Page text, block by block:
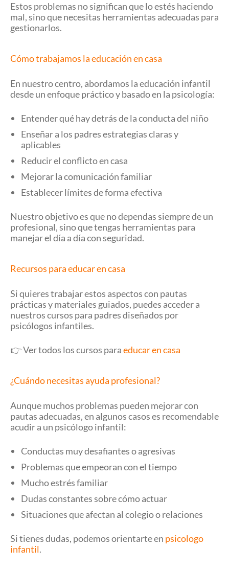
Estos problemas no significan que lo estés haciendo
mal, sino que necesitas herramientas adecuadas para
gestionarlos.
Cómo trabajamos la educación en casa
En nuestro centro, abordamos la educación infantil
desde un enfoque práctico y basado en la psicología:
Entender qué hay detrás de la conducta del niño
Enseñar a los padres estrategias claras y
aplicables
Reducir el conflicto en casa
Mejorar la comunicación familiar
Establecer límites de forma efectiva
Nuestro objetivo es que no dependas siempre de un
profesional, sino que tengas herramientas para
manejar el día a día con seguridad.
Recursos para educar en casa
Si quieres trabajar estos aspectos con pautas
prácticas y materiales guiados, puedes acceder a
nuestros cursos para padres diseñados por
psicólogos infantiles.
👉 Ver todos los cursos paraeducar en casa
¿Cuándo necesitas ayuda profesional?
Aunque muchos problemas pueden mejorar con
pautas adecuadas, en algunos casos es recomendable
acudir a un psicólogo infantil:
Conductas muy desafiantes o agresivas
Problemas que empeoran con el tiempo
Mucho estrés familiar
Dudas constantes sobre cómo actuar
Situaciones que afectan al colegio o relaciones
Si tienes dudas, podemos orientarte en psicologo
infantil.